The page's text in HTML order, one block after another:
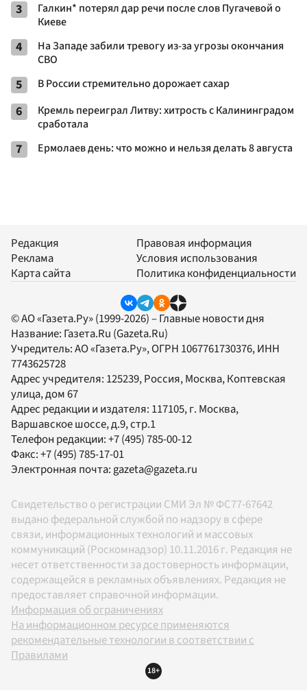
3
Галкин* потерял дар речи после слов Пугачевой о
Киеве
4
На Западе забили тревогу из-за угрозы окончания
СВО
5 В России стремительно дорожает сахар
6
Кремль переиграл Литву: хитрость с Калининградом
сработала
7 Ермолаев день: что можно и нельзя делать 8 августа
Редакция
Реклама
Карта сайта
Правовая информация
Условия использования
Политика конфиденциальности
© АО «Газета.Ру» (1999-2026) – Главные новости дня
Название: Газета.Ru (Gazeta.Ru)
Учредитель:АО «Газета.Ру», ОГРН 1067761730376, ИНН
7743625728
Адрес учредителя: 125239, Россия, Москва, Коптевская
улица, дом 67
Адрес редакции и издателя: 117105, г. Москва,
Варшавское шоссе, д.9, стр.1
Телефон редакции:+7 (495) 785-00-12
Факс:+7 (495) 785-17-01
Электронная почта:gazeta@gazeta.ru
Свидетельство о регистрации СМИ Эл № ФС77-67642
выдано федеральной службой по надзору в сфере
связи, информационных технологий и массовых
коммуникаций (Роскомнадзор) 10.11.2016 г. Редакция не
несет ответственности за достоверность информации,
содержащейся в рекламных объявлениях. Редакция не
предоставляет справочной информации.
Информация об ограничениях
На информационном ресурсе применяются
рекомендательные технологии в соответствии с
Правилами
18+